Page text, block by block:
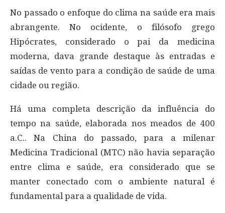
No passado o enfoque do clima na saúde era mais
abrangente. No ocidente, o filósofo grego
Hipócrates, considerado o pai da medicina
moderna, dava grande destaque às entradas e
saídas de vento para a condição de saúde de uma
cidade ou região.
Há uma completa descrição da influência do
tempo na saúde, elaborada nos meados de 400
a.C.. Na China do passado, para a milenar
Medicina Tradicional (MTC) não havia separação
entre clima e saúde, era considerado que se
manter conectado com o ambiente natural é
fundamental para a qualidade de vida.